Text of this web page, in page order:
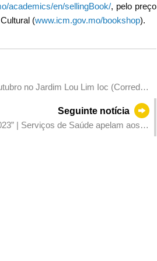
academics/en/sellingBook/, pelo preço
(www.icm.gov.mo/bookshop).
no Jardim Lou Lim Ioc (Corredor
Seguinte notícia
| Serviços de Saúde apelam aos